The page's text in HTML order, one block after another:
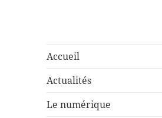
Accueil
Actualités
Le numérique